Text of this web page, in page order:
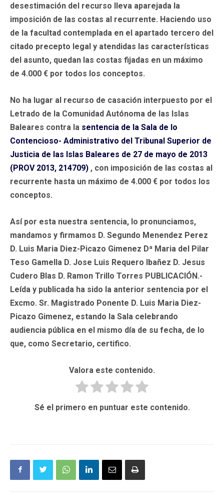
desestimación del recurso lleva aparejada la
imposición de las costas al recurrente. Haciendo uso
de la facultad contemplada en el apartado tercero del
citado precepto legal y atendidas las características
del asunto, quedan las costas fijadas en un máximo
de 4.000 € por todos los conceptos.
No ha lugar al recurso de casación interpuesto por el
Letrado de la Comunidad Autónoma de las Islas
Baleares contra la sentencia de la Sala de lo
Contencioso- Administrativo del Tribunal Superior de
Justicia de las Islas Baleares de 27 de mayo de 2013
(PROV 2013, 214709) , con imposición de las costas al
recurrente hasta un máximo de 4.000 € por todos los
conceptos.
Así por esta nuestra sentencia, lo pronunciamos,
mandamos y firmamos D. Segundo Menendez Perez
D. Luis Maria Diez-Picazo Gimenez Dª Maria del Pilar
Teso Gamella D. Jose Luis Requero Ibañez D. Jesus
Cudero Blas D. Ramon Trillo Torres PUBLICACIÓN.-
Leída y publicada ha sido la anterior sentencia por el
Excmo. Sr. Magistrado Ponente D. Luis Maria Diez-
Picazo Gimenez, estando la Sala celebrando
audiencia pública en el mismo día de su fecha, de lo
que, como Secretario, certifico.
Valora este contenido.
Sé el primero en puntuar este contenido.